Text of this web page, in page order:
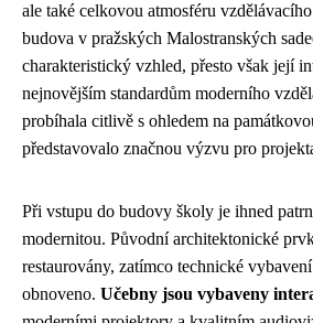
ale také celkovou atmosféru
budova v pražských Malostranských
charakteristický vzhled, přesto však její
nejnovějším standardům moderního
probíhala citlivě s ohledem na
představovalo značnou výzvu pro
Při vstupu do budovy školy je ihned
modernitou. Původní architektonické
restaurovány, zatímco technické
obnoveno. Učebny jsou vybaveny